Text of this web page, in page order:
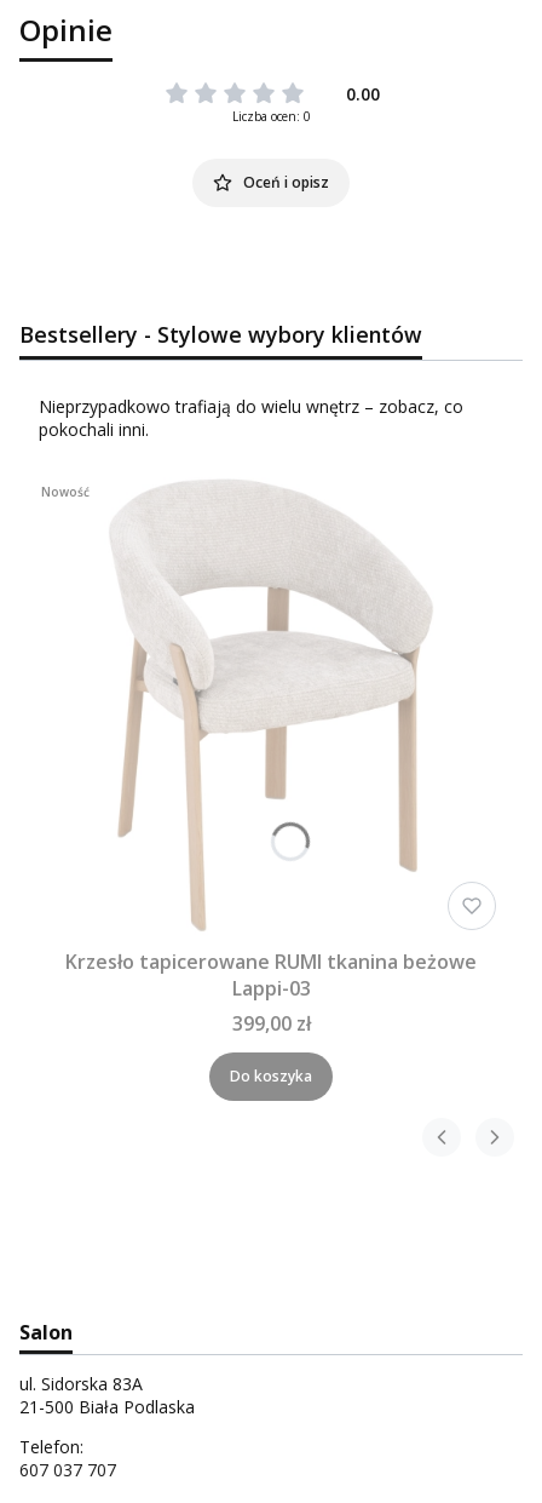
Opinie
0.00
Liczba ocen: 0
Oceń i opisz
Bestsellery - Stylowe wybory klientów
Nieprzypadkowo trafiają do wielu wnętrz – zobacz, co
pokochali inni.
Nowość
Krzesło tapicerowane RUMI tkanina beżowe
Lappi-03
399,00 zł
Do koszyka
Salon
ul. Sidorska 83A
21-500 Biała Podlaska
Telefon:
607 037 707